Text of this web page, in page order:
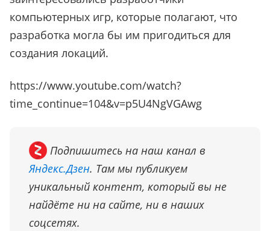
компьютерных игр, которые полагают, что
разработка могла бы им пригодиться для
создания локаций.
https://www.youtube.com/watch?
time_continue=104&v=p5U4NgVGAwg
Подпишитесь на наш канал в
Яндекс.Дзен. Там мы публикуем
уникальный контент, который вы не
найдёте ни на сайте, ни в наших
соцсетях.